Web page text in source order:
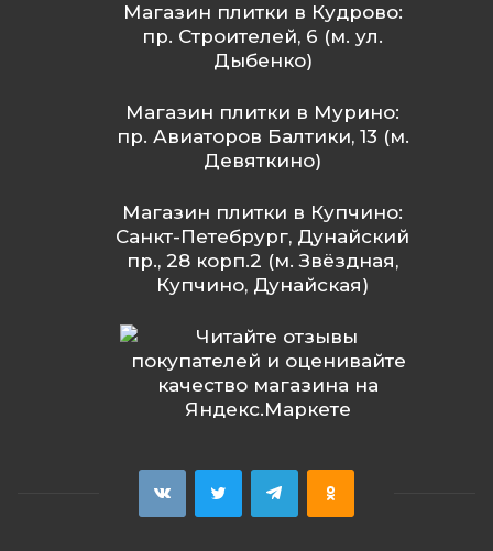
Магазин плитки в Кудрово:
пр. Строителей, 6 (м. ул.
Дыбенко)
Магазин плитки в Мурино:
пр. Авиаторов Балтики, 13 (м.
Девяткино)
Магазин плитки в Купчино:
Санкт-Петебрург, Дунайский
пр., 28 корп.2 (м. Звёздная,
Купчино, Дунайская)